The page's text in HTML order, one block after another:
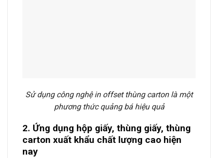
Sử dụng công nghệ in offset thùng carton là một
phương thức quảng bá hiệu quả
2. Ứng dụng hộp giấy, thùng giấy, thùng
carton xuất khẩu chất lượng cao hiện
nay